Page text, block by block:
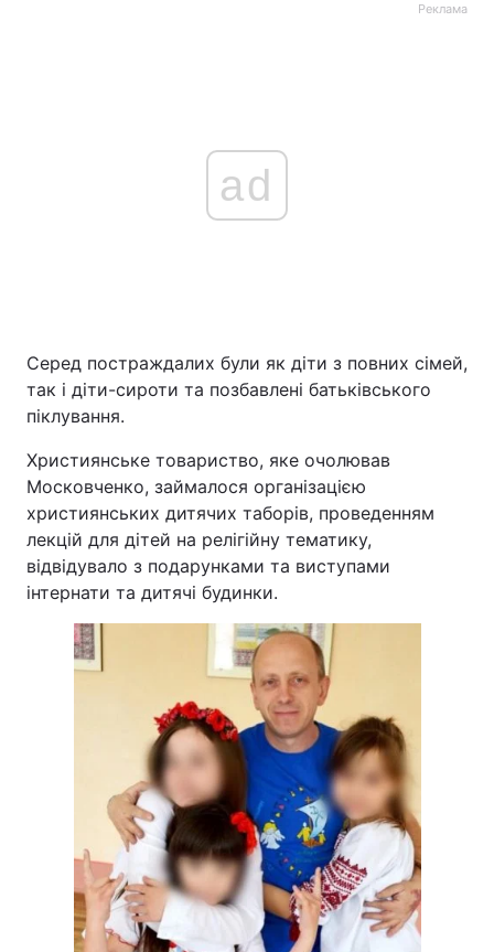
Реклама
ad
Серед постраждалих були як діти з повних сімей,
так і діти-сироти та позбавлені батьківського
піклування.
Християнське товариство, яке очолював
Московченко, займалося організацією
християнських дитячих таборів, проведенням
лекцій для дітей на релігійну тематику,
відвідувало з подарунками та виступами
інтернати та дитячі будинки.